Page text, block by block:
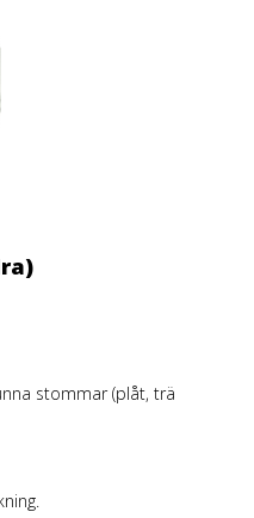
stommar (plåt, trä